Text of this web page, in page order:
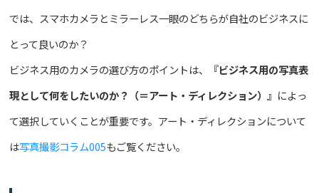
では、スマホカメラとミラーレス一眼のどちらが自社のビジネスに
とって良いのか？
ビジネス用のカメラの選び方のポイントは、
『ビジネス用の写真表
現として何をしたいのか？（＝アート・ディレクション）』 によっ
て選択していくことが重要です。アート・ディレクションについて
は写真撮影コラム005もご覧ください。